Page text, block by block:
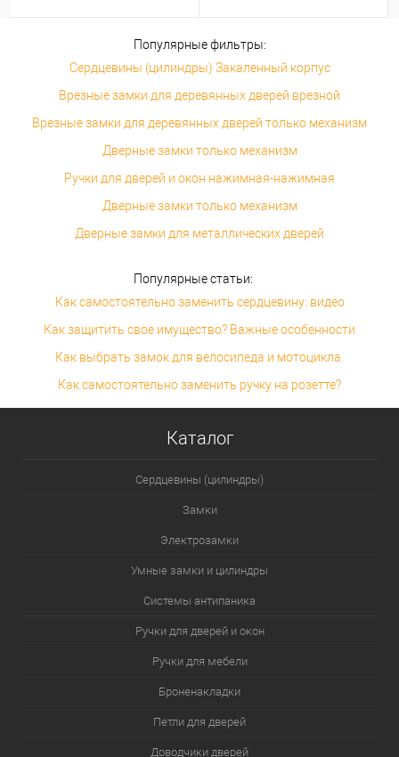
Популярные фильтры:
Сердцевины (цилиндры) Закаленный корпус
Врезные замки для деревянных дверей врезной
Врезные замки для деревянных дверей только механизм
Дверные замки только механизм
Ручки для дверей и окон нажимная-нажимная
Дверные замки только механизм
Дверные замки для металлических дверей
Популярные статьи:
Как самостоятельно заменить сердцевину: видео
Как защитить свое имущество? Важные особенности
Как выбрать замок для велосипеда и мотоцикла.
Как самостоятельно заменить ручку на розетте?
Каталог
Сердцевины (цилиндры)
Замки
Электрозамки
Умные замки и цилиндры
Системы антипаника
Ручки для дверей и окон
Ручки для мебели
Броненакладки
Петли для дверей
Доводчики дверей